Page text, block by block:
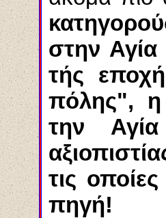
στην Αγία
τής
πόλης", η
την
τις
πηγή!